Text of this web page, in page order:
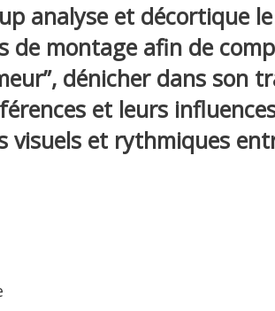
analyse et décortique
montage afin de
dénicher dans son
et leurs
et rythmiques